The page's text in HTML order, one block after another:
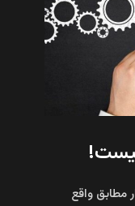
مطابق واقع